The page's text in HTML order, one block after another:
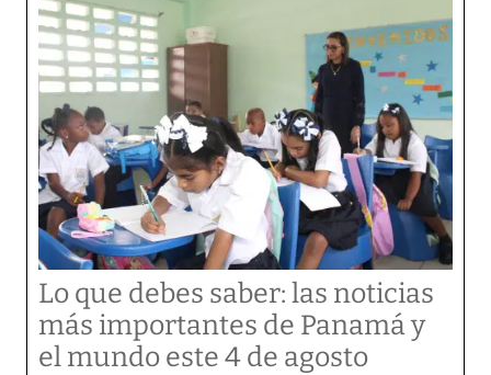
Lo que debes saber: las noticias
más importantes de Panamá y
el mundo este 4 de agosto